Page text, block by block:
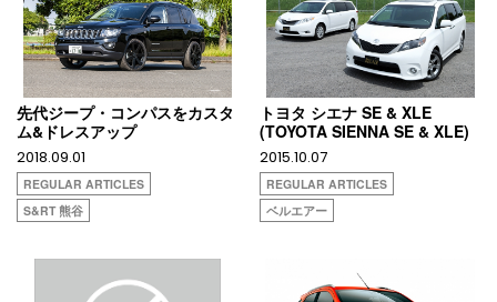
先代ジープ・コンパスをカスタ
ム&ドレスアップ
2018.09.01
REGULAR ARTICLES
S&RT 熊谷
トヨタ シエナ SE & XLE
(TOYOTA SIENNA SE & XLE)
2015.10.07
REGULAR ARTICLES
ベルエアー